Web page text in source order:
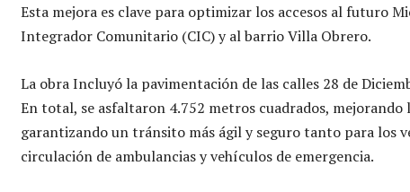
Esta mejora es clave para optimizar los accesos al futuro
Integrador Comunitario (CIC) y al barrio Villa Obrero.
La obra Incluyó la pavimentación de las calles 28 de
En total, se asfaltaron 4.752 metros cuadrados, mejorando
garantizando un tránsito más ágil y seguro tanto para los
circulación de ambulancias y vehículos de emergencia.